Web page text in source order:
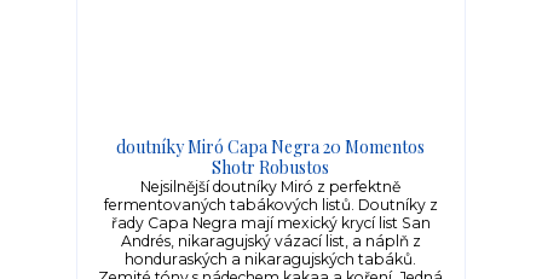
doutníky Miró Capa Negra 20 Momentos
Shotr Robustos
Nejsilnější doutníky Miró z perfektně
fermentovaných tabákových listů. Doutníky z
řady Capa Negra mají mexický krycí list San
Andrés, nikaragujský vázací list, a náplň z
honduraských a nikaragujských tabáků.